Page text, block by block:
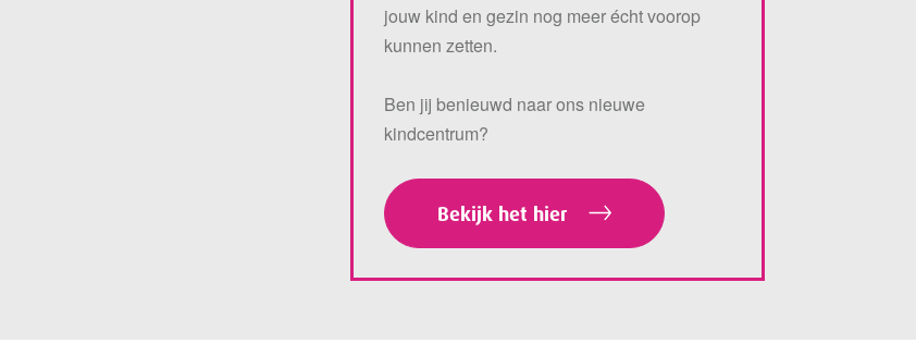
jouw kind en gezin nog meer écht voorop
kunnen zetten.
Ben jij benieuwd naar ons nieuwe
kindcentrum?
Bekijk het hier